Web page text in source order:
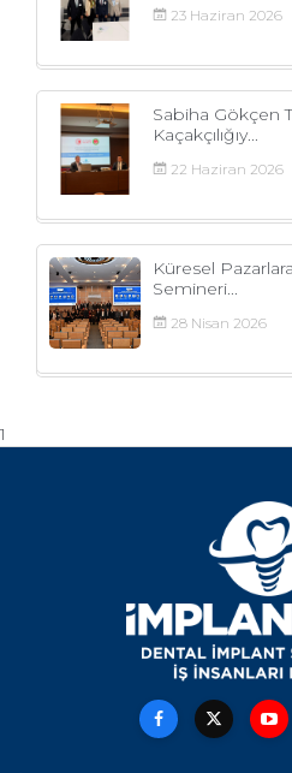
23 Haziran 2026
Sabiha Gökçen
Kaçakçılığıy...
22 Haziran 2026
Küresel
Semineri...
28 Nisan 2026
1